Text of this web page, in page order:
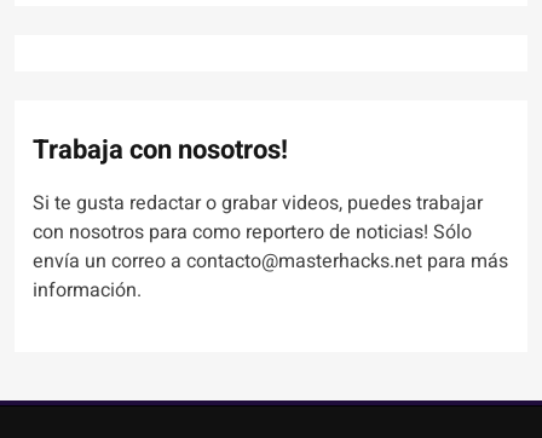
Trabaja con nosotros!
Si te gusta redactar o grabar videos, puedes trabajar
con nosotros para como reportero de noticias! Sólo
envía un correo a contacto@masterhacks.net para más
información.